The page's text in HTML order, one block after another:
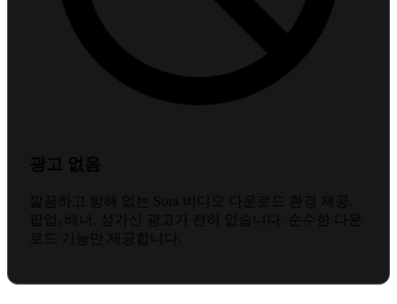
광고 없음
깔끔하고 방해 없는 Sora 비디오 다운로드 환경 제공.
팝업, 배너, 성가신 광고가 전혀 없습니다. 순수한 다운
로드 기능만 제공합니다.